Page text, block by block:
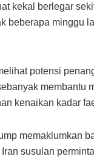
kekal berlegar
beberapa minggu
potensi
membantu
kenaikan kadar
memaklumkan
susulan